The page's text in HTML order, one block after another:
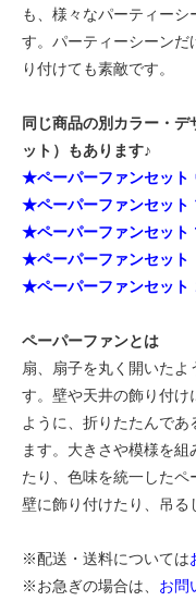
も、様々なパーティー
す。パーティーシーン
り付けても素敵です。
同じ商品の別カラー・
ット）もあります♪
★ペーパーファンセット
★ペーパーファンセット
★ペーパーファンセット
★ペーパーファンセット
★ペーパーファンセット
ペーパーファンとは
扇、扇子を丸く開いた
す。壁や天井の飾り付け
ように、折りたたんで
ます。大きさや模様を
たり、色味を統一したペ
壁に飾り付けたり、吊る
※配送・送料については
※お急ぎの場合は、 お問